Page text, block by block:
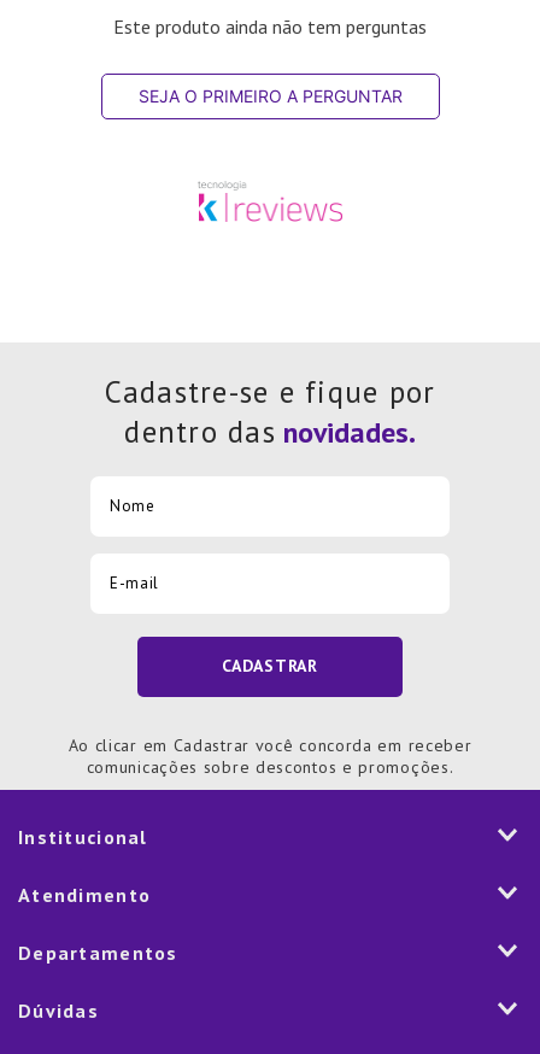
Este produto ainda não tem perguntas
SEJA O PRIMEIRO A PERGUNTAR
Cadastre-se e fique por
dentro das
CADASTRAR
Ao clicar em Cadastrar você concorda em receber
comunicações sobre descontos e promoções.
Institucional
Nossas Lojas
Atendimento
Fale Conosco
Departamentos
Dúvidas